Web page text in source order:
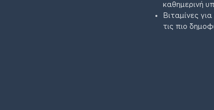
καθημερινή
Βιταμίνες
τις πιο